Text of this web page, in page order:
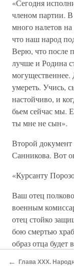
«Сегодня
членом партии.
много налетов
что наш народ
Верю, что после
лучше и Родина
могущественнее.
умереть. Учись,
настойчиво, и
бьем сейчас мы.
ты мне не сын».
Второй
Санникова. Вот
«Курсанту
Ваш отец
военным
отец стойко
бою смертью
образ отца
беспощадно
← Глава XXX.